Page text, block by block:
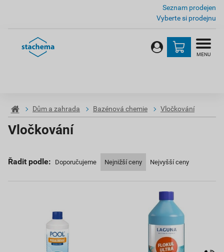
Seznam prodejen
Vyberte si prodejnu
MENU
Dům a zahrada Bazénová chemie Vločkování
Vločkování
Řadit podle: Doporučujeme Nejnižší ceny Nejvyšší ceny